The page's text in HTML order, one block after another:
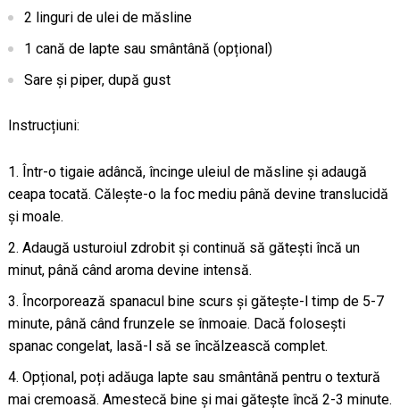
2 linguri de ulei de măsline
1 cană de lapte sau smântână (opțional)
Sare și piper, după gust
Instrucțiuni:
Într-o tigaie adâncă, încinge uleiul de măsline și adaugă
ceapa tocată. Călește-o la foc mediu până devine translucidă
și moale.
Adaugă usturoiul zdrobit și continuă să gătești încă un
minut, până când aroma devine intensă.
Încorporează spanacul bine scurs și gătește-l timp de 5-7
minute, până când frunzele se înmoaie. Dacă folosești
spanac congelat, lasă-l să se încălzească complet.
Opțional, poți adăuga lapte sau smântână pentru o textură
mai cremoasă. Amestecă bine și mai gătește încă 2-3 minute.